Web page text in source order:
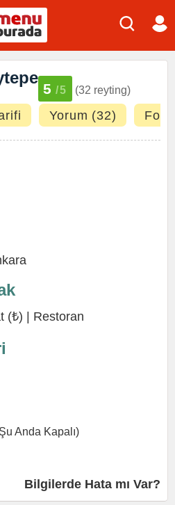
5 /5 (32 reyting)
Yorum (32)
(₺) | Restoran
Anda Kapalı)
Bilgilerde Hata mı Var?